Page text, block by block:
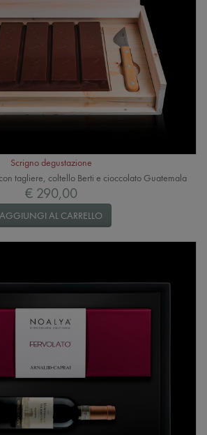
Scrigno degustazione
tagliere, coltello Berti e cioccolato Guatemala
€ 290,00
AGGIUNGI AL CARRELLO